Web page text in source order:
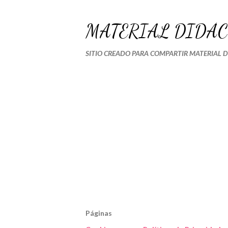
MATERIAL
SITIO CREADO PARA COMPARTIR MATERIAL
Páginas